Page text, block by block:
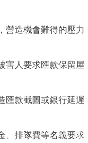
營造機會難得的壓力
害人要求匯款保留屋
匯款截圖或銀行延遲
、排隊費等名義要求